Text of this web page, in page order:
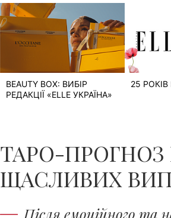
BEAUTY BOX: ВИБІР
РЕДАКЦІЇ «ELLE УКРАЇНА»
25
ТАРО-ПРОГНОЗ
ЩАСЛИВИХ
Після емоційного та